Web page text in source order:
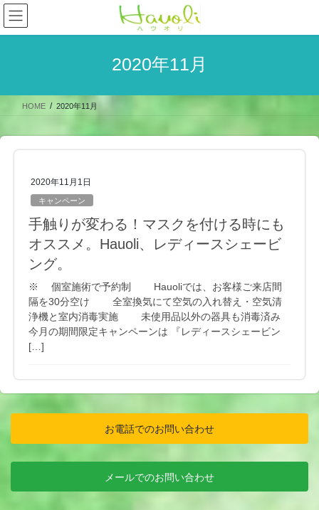
コ
ン
テ
ス
プ
ナ
ビ
ゲ
ン
動
2020年11月
HOME 2020年11月
2020年11月1日
キャンペーン
手触りが変わる！マスクを付ける時にも
オススメ。Hauoli、レディースシェービ
ング。
※ 個室施術で予約制 Hauoliでは、お客様ご来店間
隔を30分空け 全室換気にて空気の入れ替え・空気清
浄機と室内消毒実施 未使用品以外の器具も消毒済み
今月の期間限定キャンペーンは 『レディースシェービン
[…]
お電話でのお問い合わせ
メールでのお問い合わせ